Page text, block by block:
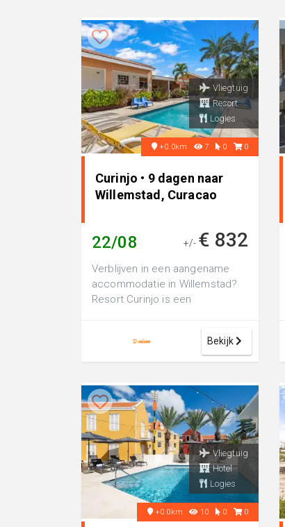
Vliegtuig
Resort
Logies
+0.0km 7 0 0
Curinjo • 9 dagen naar
Willemstad, Curacao
22/08 +/- € 832
Verblijven in een aangename
accommodatie in Willemstad?
Resort Curinjo is een
Bekijk
Vliegtuig
Hotel
Logies
+0.0km 10 0 0